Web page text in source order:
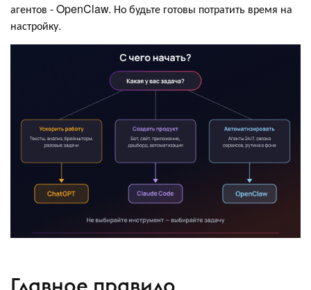
агентов - OpenClaw. Но будьте готовы потратить время на
настройку.